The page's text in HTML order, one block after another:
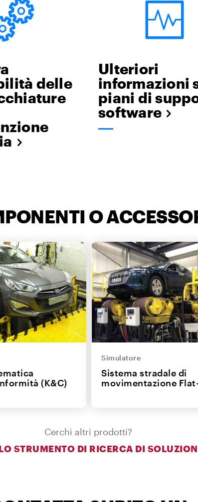
delle
Ulteriori
informazioni
piani di
software
O
(K&C)
Simulatore
Sistema stradale di
movimentazione
Cerchi altri prodotti?
STRUMENTO DI RICERCA DI